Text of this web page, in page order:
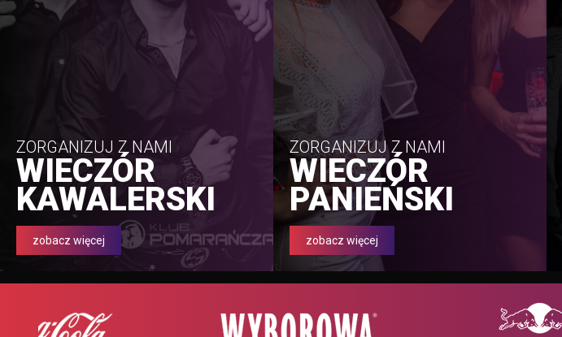
ZORGANIZUJ Z NAMI
WIECZÓR
KAWALERSKI
zobacz więcej
ZORGANIZUJ Z NAMI
WIECZÓR
PANIEŃSKI
zobacz więcej